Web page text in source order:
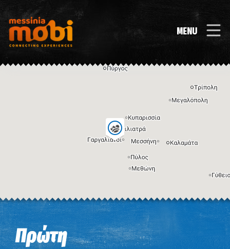
MENU
Η εικόνα ενδέχεται να υπόκειται σε πνευματικά δικαιώματα Όροι
Πρώτη